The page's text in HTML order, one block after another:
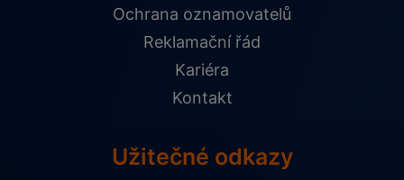
Ochrana oznamovatelů
Reklamační řád
Kariéra
Kontakt
Užitečné odkazy